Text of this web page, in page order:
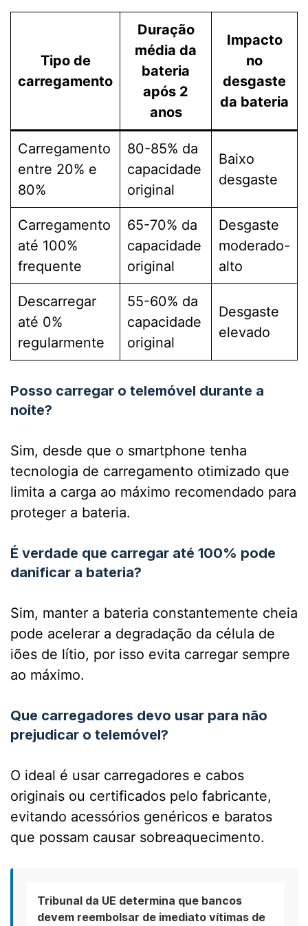
Tipo de
carregamento
Duração
média da
bateria
após 2
anos
Impacto
no
desgaste
da bateria
Carregamento
entre 20% e
80%
80-85% da
capacidade
original
Baixo
desgaste
Carregamento
até 100%
frequente
65-70% da
capacidade
original
Desgaste
moderado-
alto
Descarregar
até 0%
regularmente
55-60% da
capacidade
original
Desgaste
elevado
Posso carregar o telemóvel durante a
noite?
Sim, desde que o smartphone tenha
tecnologia de carregamento otimizado que
limita a carga ao máximo recomendado para
proteger a bateria.
É verdade que carregar até 100% pode
danificar a bateria?
Sim, manter a bateria constantemente cheia
pode acelerar a degradação da célula de
iões de lítio, por isso evita carregar sempre
ao máximo.
Que carregadores devo usar para não
prejudicar o telemóvel?
O ideal é usar carregadores e cabos
originais ou certificados pelo fabricante,
evitando acessórios genéricos e baratos
que possam causar sobreaquecimento.
Tribunal da UE determina que bancos
devem reembolsar de imediato vítimas de